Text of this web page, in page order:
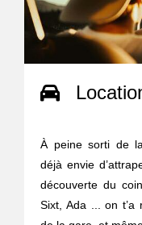
À peine sorti de
déjà envie
découverte du
Sixt, Ada ... on t’a